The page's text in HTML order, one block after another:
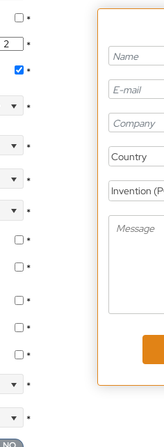
*
*
*
*
*
*
*
*
*
*
*
*
*
*
Country
Invention